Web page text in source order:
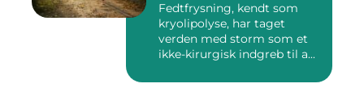
Fedtfrysning, kendt som
kryolipolyse, har taget
verden med storm som et
ikke-kirurgisk indgreb til a...